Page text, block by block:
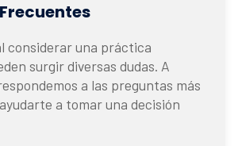
considerar una práctica
surgir diversas dudas. A
a las preguntas más
a tomar una decisión